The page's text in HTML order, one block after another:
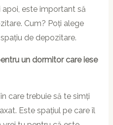
apoi, este important să
Cum? Poți alege
de depozitare.
un dormitor care iese
trebuie să te simți
Este spațiul pe care îl